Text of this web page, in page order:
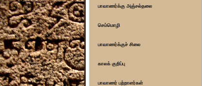
பாவாணர்க்கு அஞ்சல்தலை
செம்மொழி
பாவாணர்க்குச் சிலை
காலக் குறிப்பு
பாவாணர் பற்றாளர்கள்